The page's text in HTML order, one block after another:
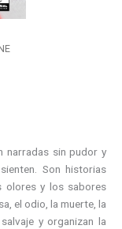
narradas sin pudor y
Son historias
olores y los sabores
el odio, la muerte, la
y organizan la